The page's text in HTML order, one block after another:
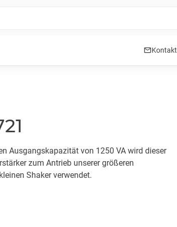
mailKontakt
Ausgangskapazität von 1250 VA wird dieser
zum Antrieb unserer größeren
Shaker verwendet.